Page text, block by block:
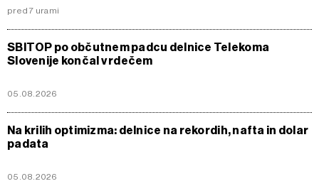
pred 7 urami
SBITOP po občutnem padcu delnice Telekoma
Slovenije končal v rdečem
05.08.2026
Na krilih optimizma: delnice na rekordih, nafta in dolar
padata
05.08.2026